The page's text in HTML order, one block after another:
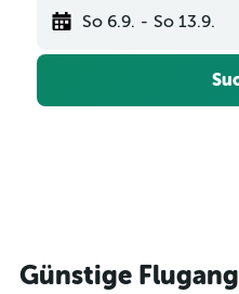
So 6.9. - So 13.9.
Günstige